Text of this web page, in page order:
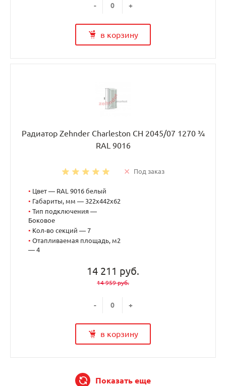
- +
в корзину
Радиатор Zehnder Charleston CH 2045/07 1270 ¾
RAL 9016
Под заказ
• Цвет — RAL 9016 белый
• Габариты, мм — 322x442x62
• Тип подключения —
Боковое
• Кол-во секций — 7
• Отапливаемая площадь, м2
— 4
14 211 руб.
14 959 руб.
- +
в корзину
Показать еще